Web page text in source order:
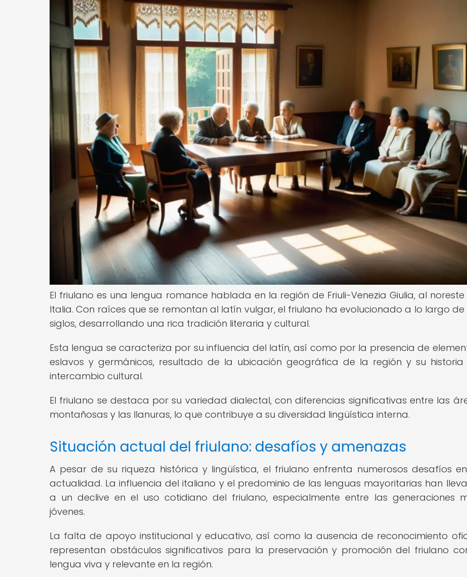
El friulano es una lengua romance hablada en la región de Friuli-Venezia Giulia, al
Italia. Con raíces que se remontan al latín vulgar, el friulano ha evolucionado a lo largo de
siglos, desarrollando una rica tradición literaria y cultural.
Esta lengua se caracteriza por su influencia del latín, así como por la presencia de
eslavos y germánicos, resultado de la ubicación geográfica de la región y su historia
intercambio cultural.
El friulano se destaca por su variedad dialectal, con diferencias significativas entre las
montañosas y las llanuras, lo que contribuye a su diversidad lingüística interna.
Situación actual del friulano: desafíos y amenazas
A pesar de su riqueza histórica y lingüística, el friulano enfrenta numerosos desafíos
actualidad. La influencia del italiano y el predominio de las lenguas mayoritarias han
a un declive en el uso cotidiano del friulano, especialmente entre las generaciones
jóvenes.
La falta de apoyo institucional y educativo, así como la ausencia de reconocimiento
representan obstáculos significativos para la preservación y promoción del friulano
lengua viva y relevante en la región.